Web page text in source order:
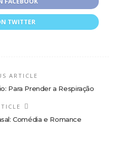
TWITTER
ARTICLE
Para Prender a Respiração
Comédia e Romance